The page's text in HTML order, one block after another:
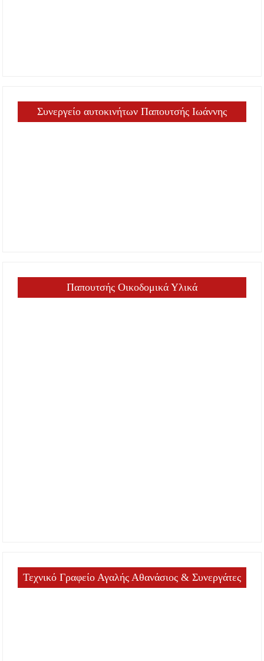
Συνεργείο αυτοκινήτων Παπουτσής Ιωάννης
Παπουτσής Οικοδομικά Υλικά
Τεχνικό Γραφείο Αγαλής Αθανάσιος & Συνεργάτες